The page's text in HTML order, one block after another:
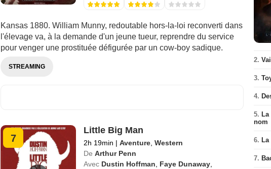
Kansas 1880. William Munny, redoutable hors-la-loi reconverti dans
l'élevage va, à la demande d'un jeune tueur, reprendre du service
pour venger une prostituée défigurée par un cow-boy sadique.
STREAMING
7
Little Big Man
2h 19min | Aventure, Western
De Arthur Penn
Avec Dustin Hoffman Faye Dunaway,
2.
3.
4.
5.
nom
6.
7.